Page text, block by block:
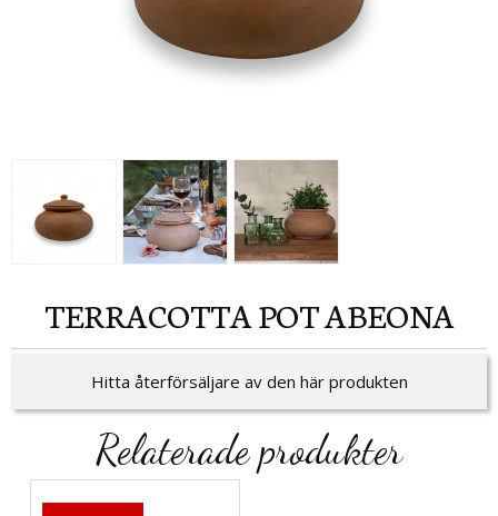
TERRACOTTA POT ABEONA
Hitta återförsäljare av den här produkten
Relaterade produkter